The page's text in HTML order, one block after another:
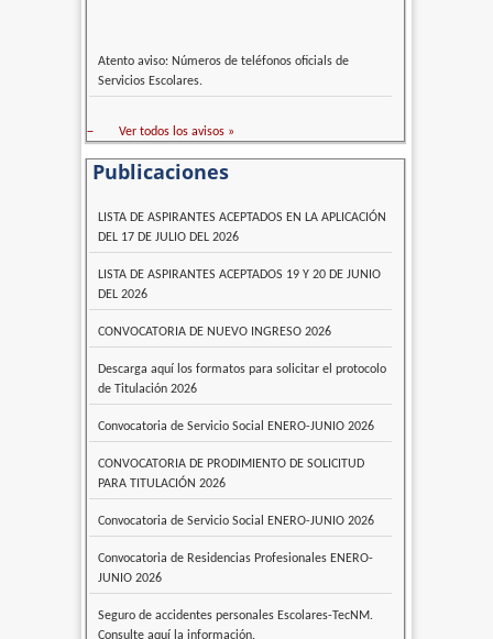
Atento aviso: Números de teléfonos oficials de
Servicios Escolares.
– Ver todos los avisos »
Publicaciones
LISTA DE ASPIRANTES ACEPTADOS EN LA APLICACIÓN
DEL 17 DE JULIO DEL 2026
LISTA DE ASPIRANTES ACEPTADOS 19 Y 20 DE JUNIO
DEL 2026
CONVOCATORIA DE NUEVO INGRESO 2026
Descarga aquí los formatos para solicitar el protocolo
de Titulación 2026
Convocatoria de Servicio Social ENERO-JUNIO 2026
CONVOCATORIA DE PRODIMIENTO DE SOLICITUD
PARA TITULACIÓN 2026
Convocatoria de Servicio Social ENERO-JUNIO 2026
Convocatoria de Residencias Profesionales ENERO-
JUNIO 2026
Seguro de accidentes personales Escolares-TecNM.
Consulte aquí la información.